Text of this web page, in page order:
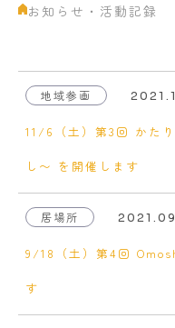
プラ
お知らせ・活動記録
地域参画
11/6（土）第3回 かた
し〜 を開催します
居場所
9/18（土）第4回
す